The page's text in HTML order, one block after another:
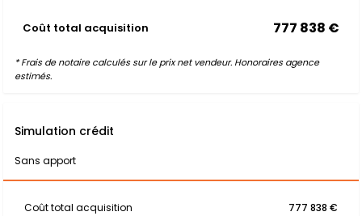
Coût total acquisition 777 838 €
* Frais de notaire calculés sur le prix net vendeur. Honoraires agence
estimés.
Simulation crédit
Sans apport
Coût total acquisition 777 838 €